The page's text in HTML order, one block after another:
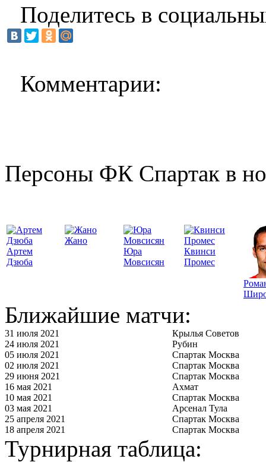
Поделитесь в
Комментарии:
Персоны ФК Спартак в
Артем
Дзюба
Жано
Юра
Мовсисян
Квинси
Промес
Ближайшие матчи:
31 июля 2021
Крылья Советов
24 июля 2021
Рубин
05 июля 2021
Спартак Москва
02 июля 2021
Спартак Москва
29 июня 2021
Спартак Москва
16 мая 2021
Ахмат
10 мая 2021
Спартак Москва
03 мая 2021
Арсенал Тула
25 апреля 2021
Спартак Москва
18 апреля 2021
Спартак Москва
Турнирная таблица: